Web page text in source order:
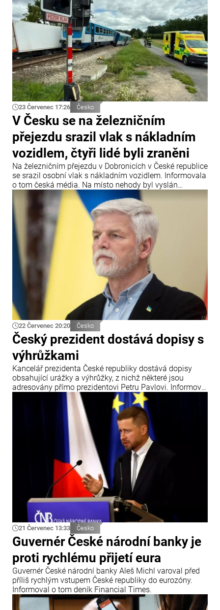
23 Červenec 17:26 Česko
V Česku se na železničním
přejezdu srazil vlak s nákladním
vozidlem, čtyři lidé byli zraněni
Na železničním přejezdu v Dobronicích v České republice
se srazil osobní vlak s nákladním vozidlem. Informovala
o tom česká média. Na místo nehody byl vyslán
záchranářský vrtulník.
22 Červenec 20:20 Česko
Český prezident dostává dopisy s
výhrůžkami
Kancelář prezidenta České republiky dostává dopisy
obsahující urážky a výhrůžky, z nichž některé jsou
adresovány přímo prezidentovi Petru Pavlovi. Informoval
o tom zpravodajský portál iDNES.
21 Červenec 13:33 Česko
Guvernér České národní banky je
proti rychlému přijetí eura
Guvernér České národní banky Aleš Michl varoval před
příliš rychlým vstupem České republiky do eurozóny.
Informoval o tom deník Financial Times.